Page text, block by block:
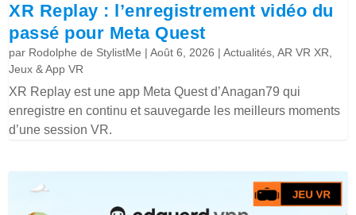
XR Replay : l’enregistrement vidéo du
passé pour Meta Quest
par Rodolphe de StylistMe |Août 6, 2026 |Actualités ,AR VR XR
Jeux & App VR
XR Replay est une app Meta Quest d’Anagan79 qui
enregistre en continu et sauvegarde les meilleurs moments
d’une session VR.